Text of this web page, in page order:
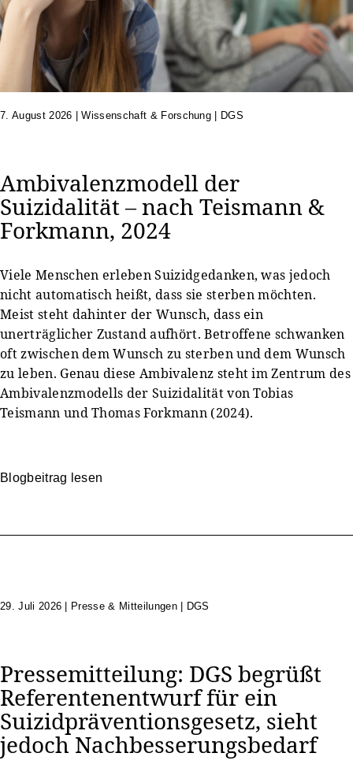
7. August 2026 |Wissenschaft & Forschung | DGS
Ambivalenzmodell der
Suizidalität – nach Teismann &
Forkmann, 2024
Viele Menschen erleben Suizidgedanken, was jedoch
nicht automatisch heißt, dass sie sterben möchten.
Meist steht dahinter der Wunsch, dass ein
unerträglicher Zustand aufhört. Betroffene schwanken
oft zwischen dem Wunsch zu sterben und dem Wunsch
zu leben. Genau diese Ambivalenz steht im Zentrum des
Ambivalenzmodells der Suizidalität von Tobias
Teismann und Thomas Forkmann (2024).
Blogbeitrag lesen
29. Juli 2026 | Presse & Mitteilungen | DGS
Pressemitteilung: DGS begrüßt
Referentenentwurf für ein
Suizidpräventionsgesetz, sieht
jedoch Nachbesserungsbedarf